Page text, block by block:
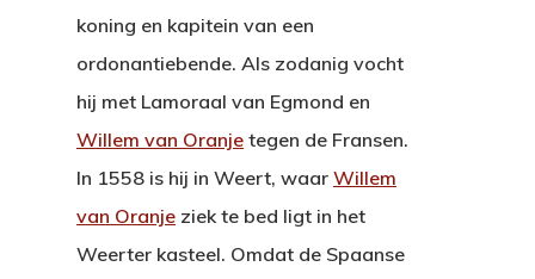
koning en kapitein van een
ordonantiebende. Als zodanig vocht
hij met Lamoraal van Egmond en
Willem van Oranje tegen de Fransen.
In 1558 is hij in Weert, waar Willem
van Oranje ziek te bed ligt in het
Weerter kasteel. Omdat de Spaanse